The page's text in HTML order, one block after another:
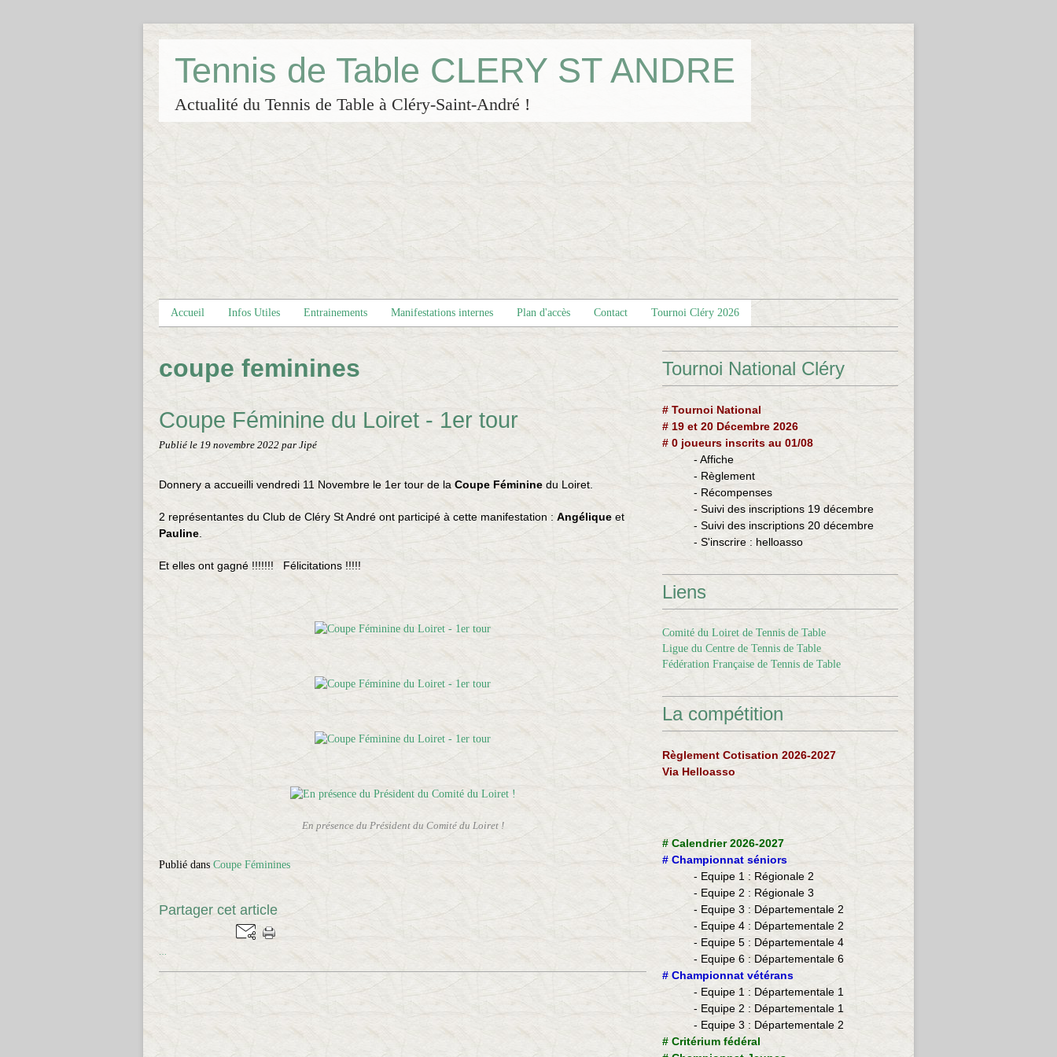
Tennis de Table CLERY ST ANDRE
Actualité du Tennis de Table à Cléry-Saint-André !
Accueil Infos Utiles Entrainements Manifestations internes Plan d'accès Contact Tournoi Cléry 2026
coupe feminines
Coupe Féminine du Loiret - 1er tour
Publié le 19 novembre 2022 par Jipé
Donnery a accueilli vendredi 11 Novembre le 1er tour de la Coupe Féminine du Loiret.
2 représentantes du Club de Cléry St André ont participé à cette manifestation : Angélique et
Pauline
Et elles ont gagné !!!!!!! Félicitations !!!!!
En présence du Président du Comité du Loiret !
Publié dans Coupe Féminines
Partager cet article
Tournoi National Cléry
# Tournoi National
# 19 et 20 Décembre 2026
# 0 joueurs inscrits au 01/08
- Affiche
- Règlement
- Récompenses
- Suivi des inscriptions 19 décembre
- Suivi des inscriptions 20 décembre
- S'inscrire : helloasso
Liens
Comité du Loiret de Tennis de Table
Ligue du Centre de Tennis de Table
Fédération Française de Tennis de Table
La compétition
Règlement Cotisation 2026-2027
Via Helloasso
# Calendrier 2026-2027
# Championnat séniors
- Equipe 1 : Régionale 2
- Equipe 2 : Régionale 3
- Equipe 3 : Départementale 2
- Equipe 4 : Départementale 2
- Equipe 5 : Départementale 4
- Equipe 6 : Départementale 6
​# Championnat vétérans
- ​Equipe 1 : Départementale 1
- Equipe 2 : Départementale 1
- Equipe 3 : Départementale 2
# Critérium fédéral